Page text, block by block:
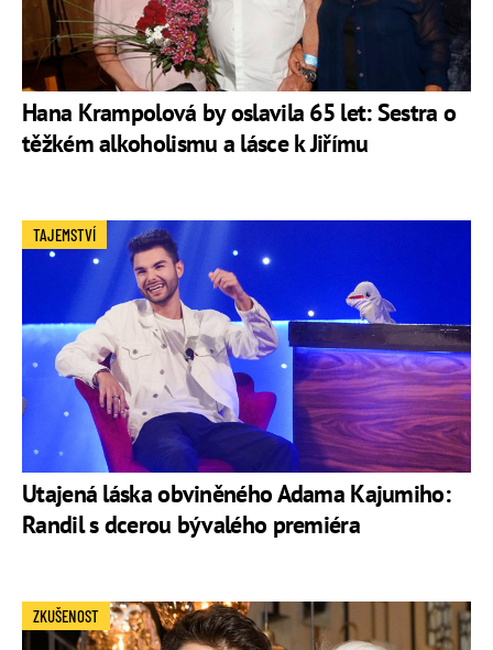
Hana Krampolová by oslavila 65 let: Sestra o
těžkém alkoholismu a lásce k Jiřímu
Utajená láska obviněného Adama Kajumiho:
Randil s dcerou bývalého premiéra
TAJEMSTVÍ
ZKUŠENOST